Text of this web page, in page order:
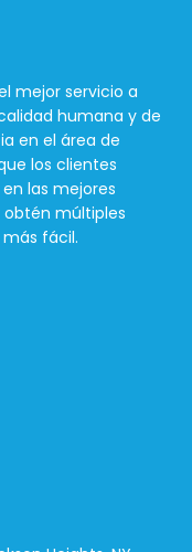
mejor servicio a
humana y de
en el área de
los clientes
las mejores
múltiples
fácil.